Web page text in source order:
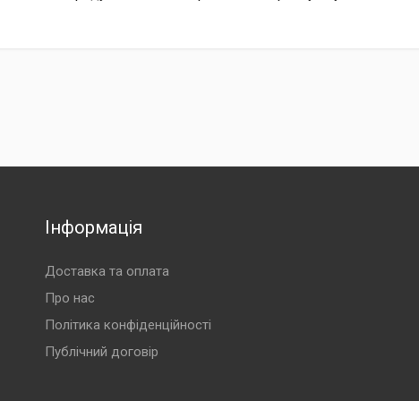
Інформація
Доставка та оплата
Про нас
Політика конфіденційності
Публічний договір